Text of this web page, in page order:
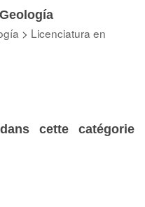
> Licenciatura en
cette catégorie